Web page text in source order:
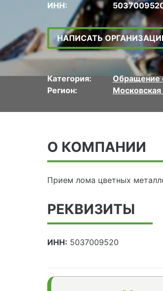
ИНН:
НАПИСАТЬ
Категория: Обращение
Регион:
Московская
О КОМПАНИИ
Прием лома цветных
РЕКВИЗИТЫ
ИНН: 5037009520